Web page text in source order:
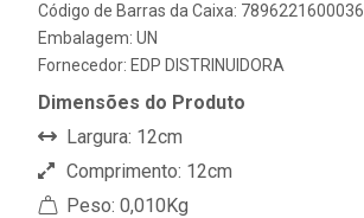
Código de Barras da Caixa: 7896221600036
Embalagem: UN
Fornecedor: EDP DISTRINUIDORA
Dimensões do Produto
Largura: 12cm
Comprimento: 12cm
Peso: 0,010Kg